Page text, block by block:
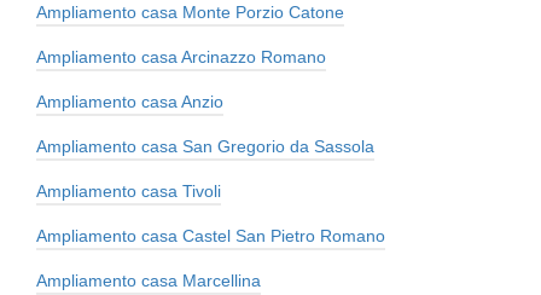
Ampliamento casa Monte Porzio Catone
Ampliamento casa Arcinazzo Romano
Ampliamento casa Anzio
Ampliamento casa San Gregorio da Sassola
Ampliamento casa Tivoli
Ampliamento casa Castel San Pietro Romano
Ampliamento casa Marcellina